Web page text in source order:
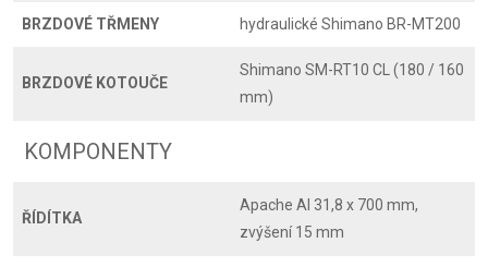
BRZDOVÉ TŘMENY hydraulické Shimano BR-MT200
BRZDOVÉ KOTOUČE
Shimano SM-RT10 CL (180 / 160
mm)
KOMPONENTY
ŘÍDÍTKA
Apache Al 31,8 x 700 mm,
zvýšení 15 mm